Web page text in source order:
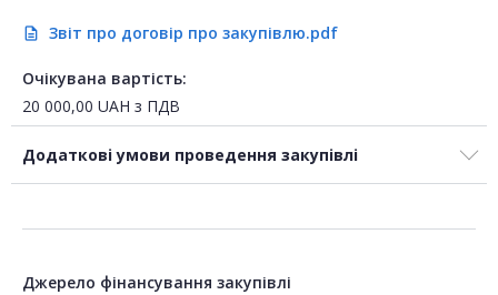
description Звіт про договір про закупівлю.pdf
Очікувана вартість:
20 000,00 UAH з ПДВ
Додаткові умови проведення закупівлі
Джерело фінансування закупівлі